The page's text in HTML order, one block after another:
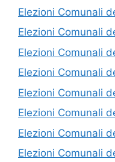
Elezioni Comunali
Elezioni Comunali
Elezioni Comunali
Elezioni Comunali
Elezioni Comunali
Elezioni Comunali
Elezioni Comunali
Elezioni Comunali